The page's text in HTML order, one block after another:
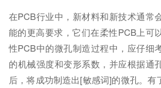
在PCB行业中，新材料和新技术通常
能的更高要求，它们在柔性PCB上可
性PCB中的微孔制造过程中，应仔细
的机械强度和变形系数，并应根据通
后，将成功制造出[敏感词]的微孔。有